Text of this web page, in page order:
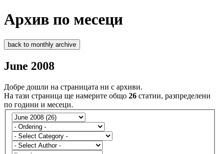
Архив по месеци
back to monthly archive
June 2008
Добре дошли на страницата ни с архиви.
На тази страница ще намерите общо 26 статии, разпределени
по години и месеци.